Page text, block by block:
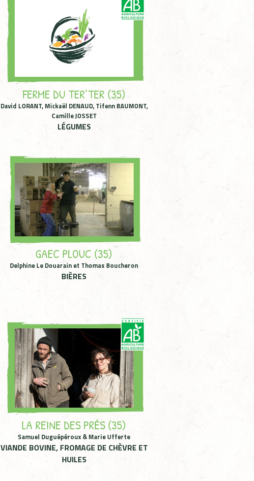
FERME DU TER’TER (35)
David LORANT, Mickaël DENAUD, Tifenn BAUMONT,
Camille JOSSET
LÉGUMES
GAEC PLOUC (35)
Delphine Le Douarain et Thomas Boucheron
BIÈRES
LA REINE DES PRÉS (35)
Samuel Duguépéroux & Marie Ufferte
VIANDE BOVINE, FROMAGE DE CHÈVRE ET
HUILES